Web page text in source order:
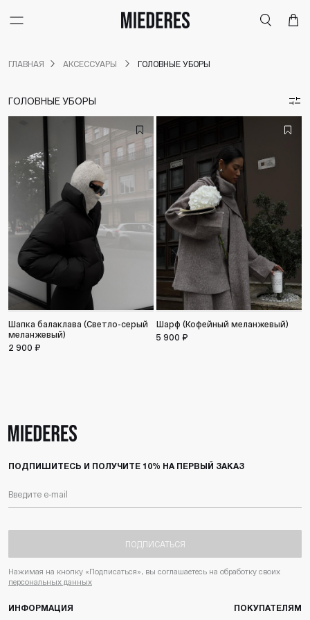
Меню Поиск
ГЛАВНАЯ АКСЕССУАРЫ ГОЛОВНЫЕ УБОРЫ
ГОЛОВНЫЕ УБОРЫ
Шапка балаклава (Светло-серый
меланжевый)
2 900 ₽
Шарф (Кофейный меланжевый)
5 900 ₽
ПОДПИШИТЕСЬ И ПОЛУЧИТЕ 10% НА ПЕРВЫЙ ЗАКАЗ
ПОДПИСАТЬСЯ
Нажимая на кнопку «Подписаться», вы соглашаетесь на обработку своих
персональных данных
ИНФОРМАЦИЯ ПОКУПАТЕЛЯМ